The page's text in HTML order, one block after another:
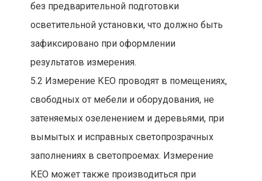
без предварительной подготовки
осветительной установки, что должно быть
зафиксировано при оформлении
результатов измерения.
5.2 Измерение КЕО проводят в помещениях,
свободных от мебели и оборудования, не
затеняемых озеленением и деревьями, при
вымытых и исправных светопрозрачных
заполнениях в светопроемах. Измерение
КЕО может также производиться при